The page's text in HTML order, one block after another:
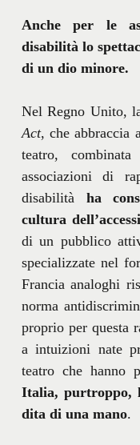
Anche per le
disabilità lo
di un dio minore.
Nel Regno Unito,
Act, che abbraccia
teatro,
associazioni di
disabilità ha
cultura
di un pubblico
specializzate nel
Francia analoghi
norma
proprio per questa
a intuizioni nate
teatro che hanno
Italia, purtroppo,
dita di una mano.